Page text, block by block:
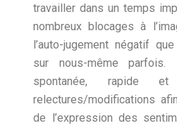
travailler dans un temps
nombreux blocages à
l’auto-jugement négatif
sur nous-même parfois.
spontanée, rapide
relectures/modifications
de l’expression des